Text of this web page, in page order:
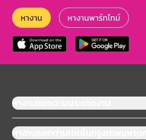
หางาน หางานพาร์ทไทม์
หางานแยกตามประเภทงาน
หางานแยกตามเขตในกรุงเทพมหานคร